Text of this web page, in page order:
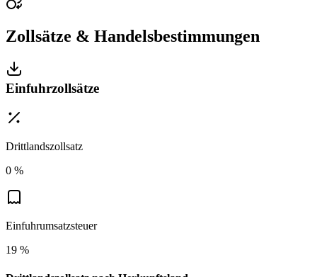
Zollsätze & Handelsbestimmungen
Einfuhrzollsätze
Drittlandszollsatz
0 %
Einfuhrumsatzsteuer
19 %